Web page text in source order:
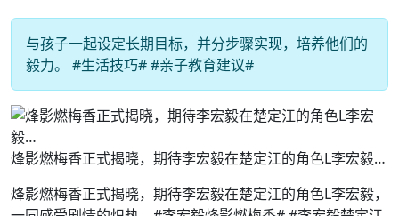
与孩子一起设定长期目标，并分步骤实现，培养他们的
毅力。 #生活技巧# #亲子教育建议#
烽影燃梅香正式揭晓，期待李宏毅在楚定江的角色L李宏毅…
烽影燃梅香正式揭晓，期待李宏毅在楚定江的角色L李宏毅，